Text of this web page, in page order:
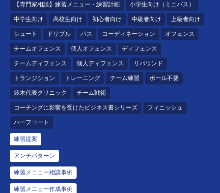
【専門家相談】練習メニュー・練習計画 小学生向け（ミニバス）
中学生向け 高校生向け 初心者向け 中級者向け 上級者向け
シュート ドリブル パス コーディネーション オフェンス
チームオフェンス 個人オフェンス ディフェンス
チームディフェンス 個人ディフェンス リバウンド
トランジション トレーニング チーム練習 ボール不要
鈴木代表クリニック チーム戦術
コーチングに影響を受けたビジネス書シリーズ フィニッシュ
ハーフコート
練習提案
アンチパターン
練習メニュー相談事例
練習メニュー作成事例